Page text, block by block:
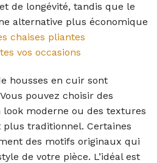
de longévité, tandis que le
alternative plus économique
chaises pliantes
vos occasions
housses en cuir sont
pouvez choisir des
moderne ou des textures
traditionnel. Certaines
des motifs originaux qui
de votre pièce. L’idéal est